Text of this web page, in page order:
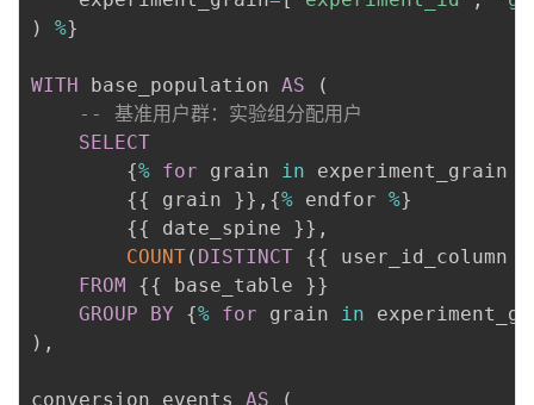
)
%}
WITH base_population AS
(
-- 基准用户群：实验组分配用户
SELECT
        {
% for grain in experiment_grain
        {{ grain }}
, {% endfor %}
        {{ date_spine }}
,
COUNT( DISTINCT {{ user_id_column
FROM {{ base_table }}
GROUP
BY {% for grain in
) ,
conversion_events AS (